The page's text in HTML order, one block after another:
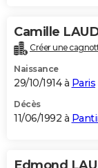
Camille
Créer une
Naissance
29/10/1914 à Paris
Décès
11/06/1992 à